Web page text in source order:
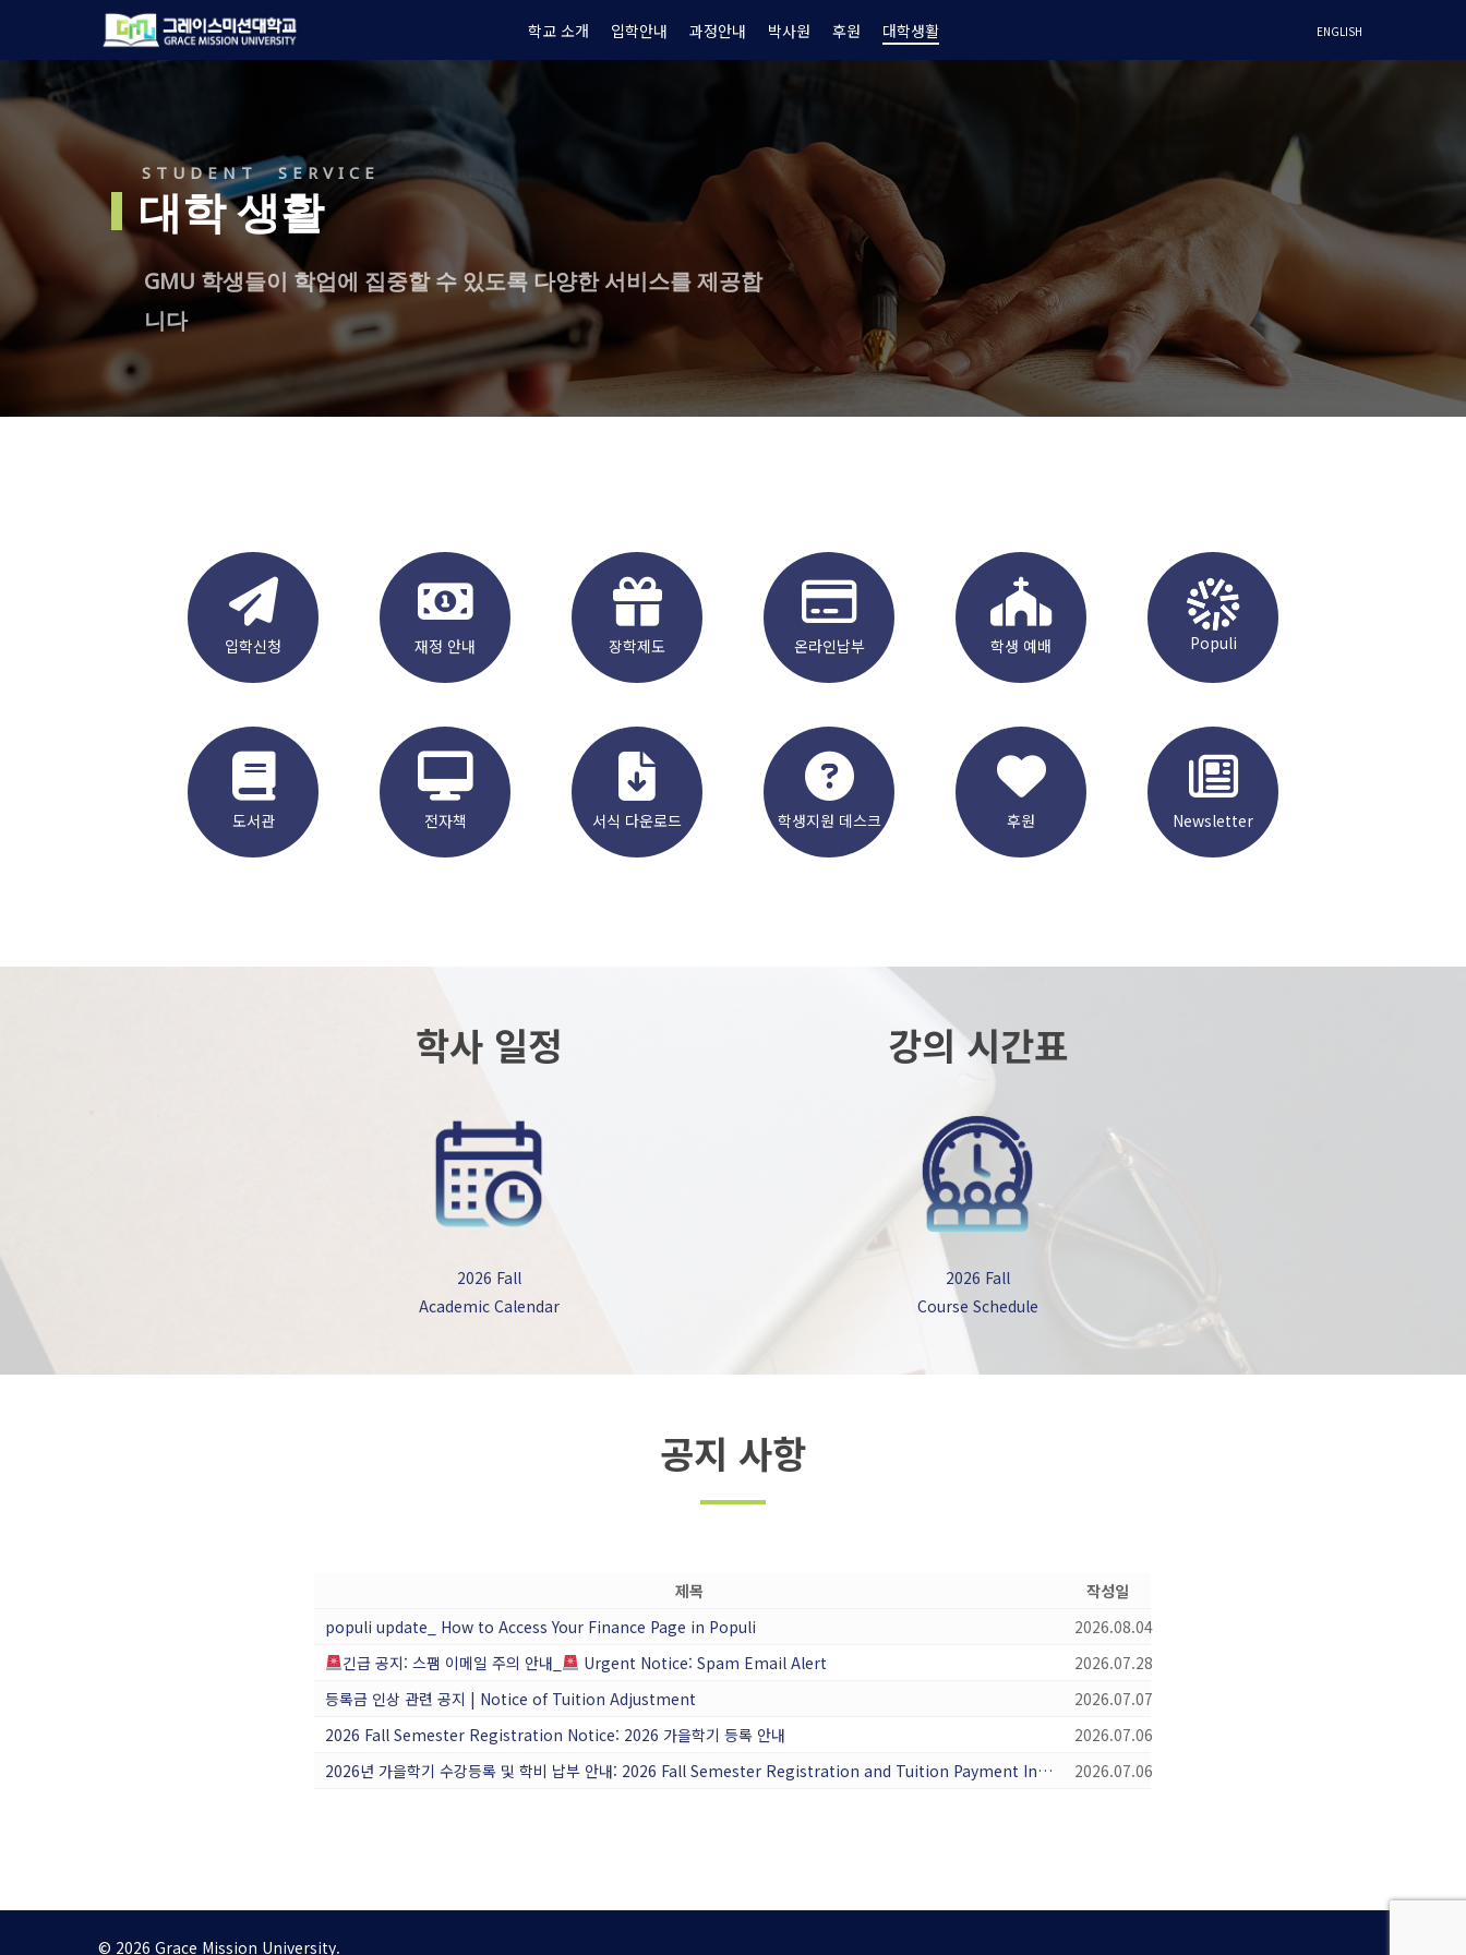
content
학교 소개 입학안내 과정안내 박사원 후원 대학생활 ENGLISH
STUDENT SERVICE
대학 생활
GMU 학생들이 학업에 집중할 수 있도록 다양한 서비스를 제공합
니다
입학신청 재정 안내 장학제도 온라인납부 학생 예배 Populi
도서관 전자책 서식 다운로드 학생지원 데스크 후원 Newsletter
학사 일정
2026 Fall
Academic Calendar
강의 시간표
2026 Fall
Course Schedule
공지 사항
제목
작성일
populi update_ How to Access Your Finance Page in Populi
2026.08.04
긴급 공지: 스팸 이메일 주의 안내_
Urgent Notice: Spam Email Alert
2026.07.28
등록금 인상 관련 공지 | Notice of Tuition Adjustment
2026.07.07
2026 Fall Semester Registration Notice: 2026 가을학기 등록 안내
2026.07.06
2026년 가을학기 수강등록 및 학비 납부 안내: 2026 Fall Semester Registration and Tuition Payment Information:2026年秋季学期选课注册及学费缴纳安排:Información so
2026.07.06
© 2026 Grace Mission University.